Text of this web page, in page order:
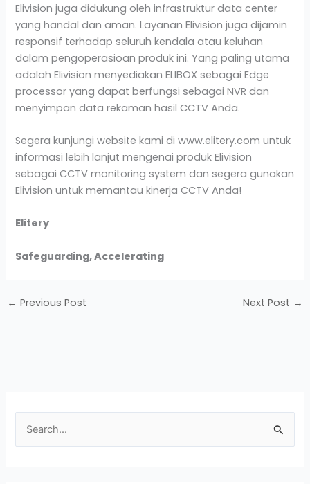
Elivision juga didukung oleh infrastruktur data center
yang handal dan aman. Layanan Elivision juga dijamin
responsif terhadap seluruh kendala atau keluhan
dalam pengoperasioan produk ini. Yang paling utama
adalah Elivision menyediakan ELIBOX sebagai Edge
processor yang dapat berfungsi sebagai NVR dan
menyimpan data rekaman hasil CCTV Anda.
Segera kunjungi website kami di www.elitery.com untuk
informasi lebih lanjut mengenai produk Elivision
sebagai CCTV monitoring system dan segera gunakan
Elivision untuk memantau kinerja CCTV Anda!
Elitery
Safeguarding, Accelerating
← Previous Post Next Post →